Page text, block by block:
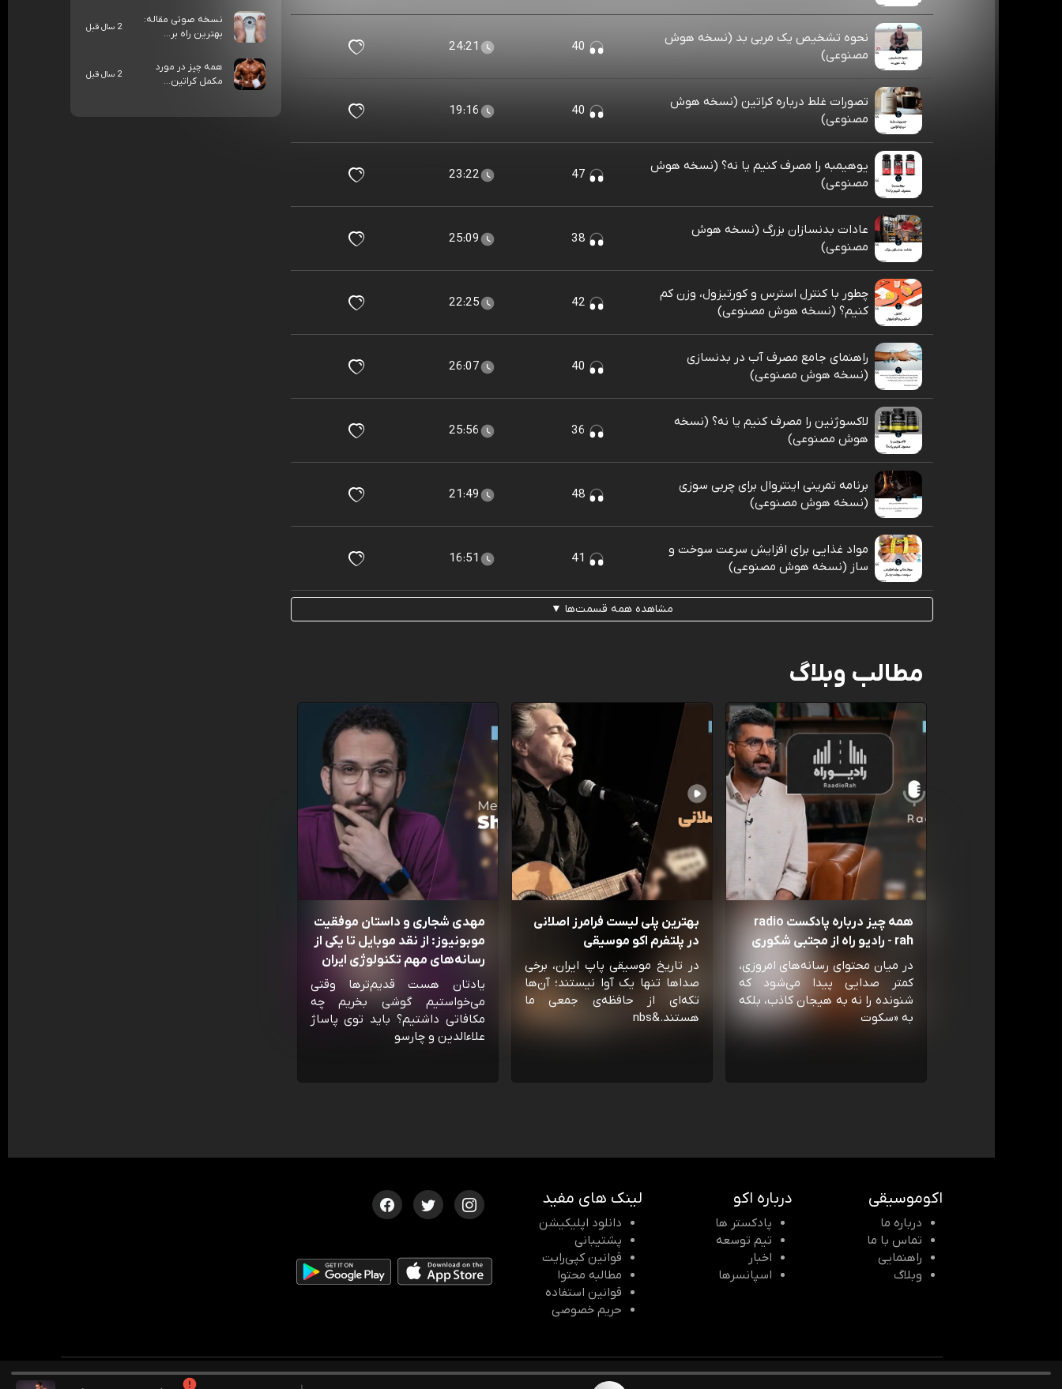
نحوه تشخیص یک مربی بد (نسخه هوش
مصنوعی)
24:21
تصورات غلط درباره کراتین (نسخه هوش
مصنوعی)
19:16
یوهیمبه را مصرف کنیم یا نه؟ (نسخه هوش
مصنوعی)
23:22
عادات بدنسازان بزرگ (نسخه هوش
مصنوعی)
25:09
چطور با کنترل استرس و کورتیزول، وزن کم
کنیم؟ (نسخه هوش مصنوعی)
22:25
راهنمای جامع مصرف آب در بدنسازی
(نسخه هوش مصنوعی)
26:07
لاکسوژنین را مصرف کنیم یا نه؟ (نسخه
هوش مصنوعی)
25:56
برنامه تمرینی اینتروال برای چربی سوزی
(نسخه هوش مصنوعی)
21:49
مواد غذایی برای افزایش سرعت سوخت و
ساز (نسخه هوش مصنوعی)
16:51
مشاهده همه قسمت‌ها ▼
مطالب وبلاگ
همه چیز درباره پادکست radio
rah - رادیو راه از مجتبی شکوری
در میان محتوای رسانه‌های امروزی،
کمتر صدایی پیدا می‌شود که
شنونده را نه به هیجان کاذب، بلکه
به «سکوت
بهترین پلی لیست فرامرز اصلانی
در پلتفرم اکو موسیقی
در تاریخ موسیقی پاپ ایران، برخی
صداها تنها یک آوا نیستند؛ آن‌ها
تکه‌ای از حافظه‌ی جمعی ما
هستند.&nbs
مهدی شجاری و داستان موفقیت
موبونیوز: از نقد موبایل تا یکی از
رسانه‌‌های مهم تکنولوژی ایران
یادتان هست قدیم‌ترها وقتی
می‌خواستیم گوشی بخریم چه
مکافاتی داشتیم؟ باید توی پاساژ
علاءالدین و چارسو
نسخه صوتی مقاله:
بهترین راه بر...
2 سال قبل
همه چیز در مورد
مکمل کراتین...
2 سال قبل
اکوموسیقی
درباره ما
تماس با ما
راهنمایی
وبلاگ
درباره اکو
پادکستر ها
تیم توسعه
اخبار
اسپانسرها
لینک های مفید
دانلود اپلیکیشن
پشتیبانی
قوانین کپی‌رایت
مطالبه محتوا
قوانین استفاده
حریم خصوصی
© 2026 Echomusic & Podcast